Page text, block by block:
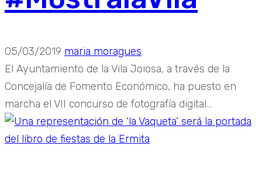
05/03/2019 maria moragues
El Ayuntamiento de la Vila Joiosa, a través de la
Concejalía de Fomento Económico, ha puesto en
marcha el VII concurso de fotografía digital...